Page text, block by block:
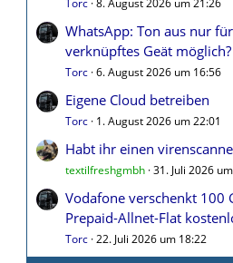
Torc 8. August 2026 um 21:26
WhatsApp: Ton aus nur
verknüpftes Geät möglich?
Torc 6. August 2026 um 16:56
Eigene Cloud betreiben
Torc 1. August 2026 um 22:01
Habt ihr einen
textilfreshgmbh 31. Juli 2026
Vodafone verschenkt 100
Prepaid-Allnet-Flat
Torc 22. Juli 2026 um 18:22